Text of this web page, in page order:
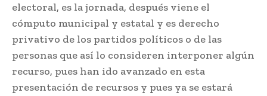
electoral, es la jornada, después viene el
cómputo municipal y estatal y es derecho
privativo de los partidos políticos o de las
personas que así lo consideren interponer algún
recurso, pues han ido avanzado en esta
presentación de recursos y pues ya se estará